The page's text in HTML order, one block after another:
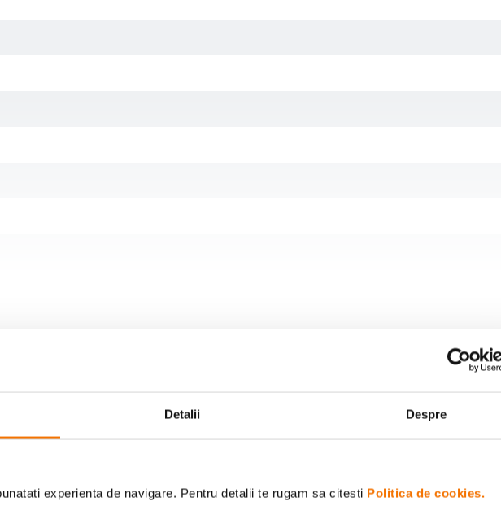
Detalii Despre
experienta de navigare. Pentru detalii te rugam sa citesti Politica de cookies.